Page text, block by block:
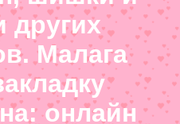
других
Малага
онлайн